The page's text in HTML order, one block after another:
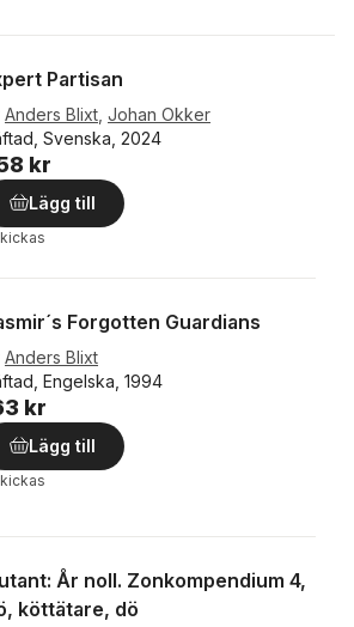
Partisan
Anders Blixt Johan Okker
Svenska, 2024
kr
Lägg till
Forgotten Guardians
Anders Blixt
Engelska, 1994
kr
Lägg till
År noll. Zonkompendium 4,
köttätare, dö